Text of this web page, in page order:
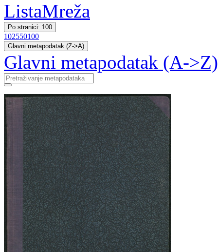
ListaMreža
Po stranici: 100
102550100
Glavni metapodatak (Z->A)
Glavni metapodatak (A->Z)